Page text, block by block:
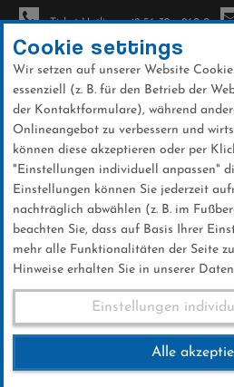
Direkt
zum
Inhalt
Ticket-Hotline: +49 56 32 - 960-0
News
Weltcup-
Chef Jürgen
Cookie settings
Wir setzen auf unserer Website
essenziell (z. B. für den Betrieb der
der Kontaktformulare), während
Onlineangebot zu verbessern und
können diese akzeptieren oder per
"Einstellungen individuell anpassen"
Einstellungen können Sie jederzeit
nachträglich abwählen (z. B. im
beachten Sie, dass auf Basis Ihrer
mehr alle Funktionalitäten der Seite
Hinweise erhalten Sie in unserer
Einstellungen
Alle